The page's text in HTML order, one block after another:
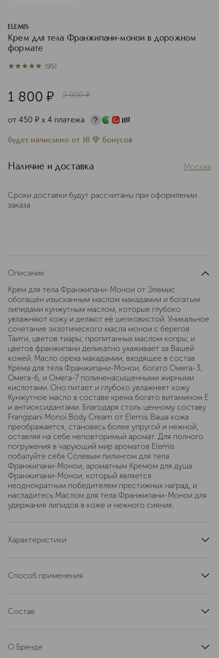
ELEMIS
Крем для тела Франжипани-монои в дорожном
формате
5из 595 (95)
1 800 ¤ 2 000 ¤
от 450 ¤ х 4 платежа
будет начислено от 18 бонусов
Наличие и доставка Москва
Сроки доставки будут рассчитаны при оформлении
заказа
Описание
Крем для тела Франжипани-Монои от Элемис
обогащён изысканным маслом макадамии и богатым
липидами кунжутным маслом, которые глубоко
увлажняют кожу и делают её шелковистой. Уникальное
сочетание экзотического масла монои с берегов
Таити, цветов тиары, пропитанных маслом копры, и
цветов франжипани деликатно ухаживает за Вашей
кожей. Масло ореха макадамии, входящее в состав
Крема для тела Франжипани-Монои, богато Омега-3,
Омега-6, и Омега-7 полиненасыщенными жирными
кислотами. Оно питает и глубоко увлажняет кожу.
Кунжутное масло в составе крема богато витамином Е
и антиоксидантами. Благодаря столь ценному составу
Frangipani Monoi Body Cream от Elemis Ваша кожа
преображается, становясь более упругой и нежной,
оставляя на себе неповторимый аромат. Для полного
погружения в чарующий мир ароматов Elemis
побалуйте себя Солевым пилингом для тела
Франжипани-Монои, ароматным Кремом для душа
Франжипани-Монои, который является
неоднократным победителем престижных наград, и
насладитесь Маслом для тела Франжипани-Монои для
удержания липидов в коже и нежного сияния.
Характеристики
текстура
артикул
EL50532
Способ применения
Используйте два раза в день. Завершите уход Маслом
Состав
Cetearyl Alcohol, Ceteareth-12, Caprylic/Capric
О Бренде